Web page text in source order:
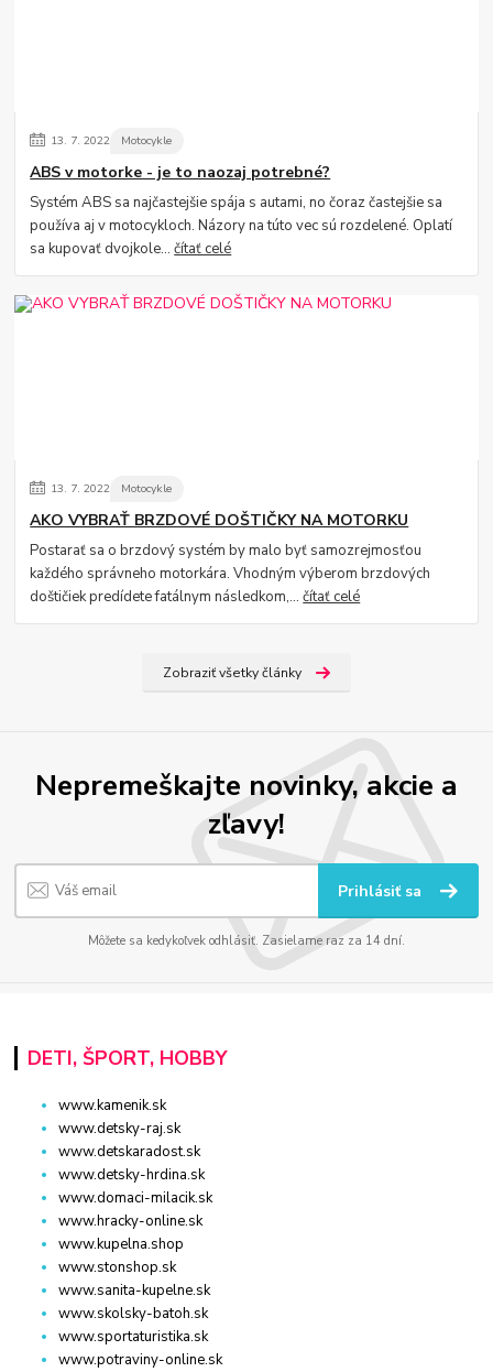
13. 7. 2022 Motocykle
ABS v motorke - je to naozaj potrebné?
Systém ABS sa najčastejšie spája s autami, no čoraz častejšie sa
používa aj v motocykloch. Názory na túto vec sú rozdelené. Oplatí
sa kupovať dvojkole...čítať celé
13. 7. 2022 Motocykle
AKO VYBRAŤ BRZDOVÉ DOŠTIČKY NA MOTORKU
Postarať sa o brzdový systém by malo byť samozrejmosťou
každého správneho motorkára. Vhodným výberom brzdových
doštičiek predídete fatálnym následkom,...čítať celé
Zobraziť všetky články
Nepremeškajte novinky, akcie a
zľavy!
Prihlásiť sa
Môžete sa kedykoľvek odhlásiť. Zasielame raz za 14 dní.
DETI, ŠPORT, HOBBY
www.kamenik.sk
www.detsky-raj.sk
www.detskaradost.sk
www.detsky-hrdina.sk
www.domaci-milacik.sk
www.hracky-online.sk
www.kupelna.shop
www.stonshop.sk
www.sanita-kupelne.sk
www.skolsky-batoh.sk
www.sportaturistika.sk
www.potraviny-online.sk